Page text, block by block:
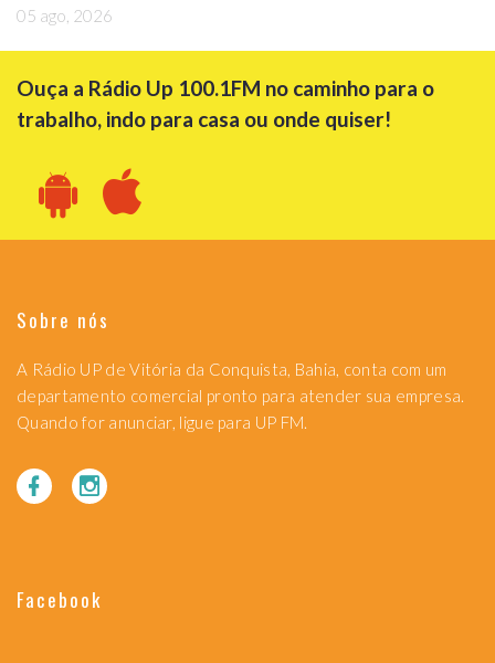
05 ago, 2026
Ouça a Rádio Up 100.1FM no caminho para o
trabalho, indo para casa ou onde quiser!
Sobre nós
A Rádio UP de Vitória da Conquista, Bahia, conta com um
departamento comercial pronto para atender sua empresa.
Quando for anunciar, ligue para UP FM.
Facebook